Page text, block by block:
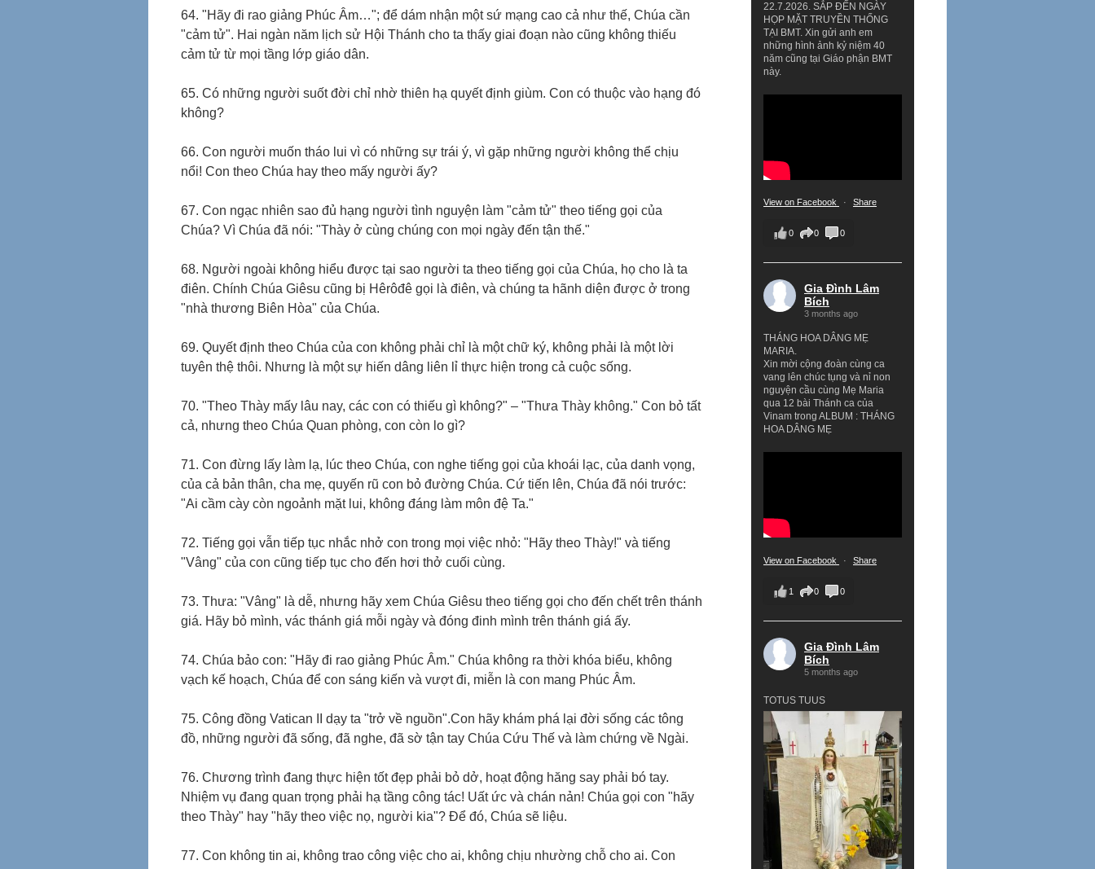
64. "Hãy đi rao giảng Phúc Âm…"; để dám nhận một sứ mạng cao cả như thế, Chúa cần
"cảm tử". Hai ngàn năm lịch sử Hội Thánh cho ta thấy giai đoạn nào cũng không thiếu
cảm tử từ mọi tầng lớp giáo dân.
65. Có những người suốt đời chỉ nhờ thiên hạ quyết định giùm. Con có thuộc vào hạng đó
không?
66. Con người muốn tháo lui vì có những sự trái ý, vì gặp những người không thể chịu
nổi! Con theo Chúa hay theo mấy người ấy?
67. Con ngạc nhiên sao đủ hạng người tình nguyện làm "cảm tử" theo tiếng gọi của
Chúa? Vì Chúa đã nói: "Thày ở cùng chúng con mọi ngày đến tận thế."
68. Người ngoài không hiểu được tại sao người ta theo tiếng gọi của Chúa, họ cho là ta
điên. Chính Chúa Giêsu cũng bị Hêrôđê gọi là điên, và chúng ta hãnh diện được ở trong
"nhà thương Biên Hòa" của Chúa.
69. Quyết định theo Chúa của con không phải chỉ là một chữ ký, không phải là một lời
tuyên thệ thôi. Nhưng là một sự hiến dâng liên lỉ thực hiện trong cả cuộc sống.
70. "Theo Thày mấy lâu nay, các con có thiếu gì không?" – "Thưa Thày không." Con bỏ tất
cả, nhưng theo Chúa Quan phòng, con còn lo gì?
71. Con đừng lấy làm lạ, lúc theo Chúa, con nghe tiếng gọi của khoái lạc, của danh vọng,
của cả bản thân, cha mẹ, quyến rũ con bỏ đường Chúa. Cứ tiến lên, Chúa đã nói trước:
"Ai cầm cày còn ngoảnh mặt lui, không đáng làm môn đệ Ta."
72. Tiếng gọi vẫn tiếp tục nhắc nhở con trong mọi việc nhỏ: "Hãy theo Thày!" và tiếng
"Vâng" của con cũng tiếp tục cho đến hơi thở cuối cùng.
73. Thưa: "Vâng" là dễ, nhưng hãy xem Chúa Giêsu theo tiếng gọi cho đến chết trên thánh
giá. Hãy bỏ mình, vác thánh giá mỗi ngày và đóng đinh mình trên thánh giá ấy.
74. Chúa bảo con: "Hãy đi rao giảng Phúc Âm." Chúa không ra thời khóa biểu, không
vạch kế hoạch, Chúa để con sáng kiến và vượt đi, miễn là con mang Phúc Âm.
75. Công đồng Vatican II dạy ta "trở về nguồn".Con hãy khám phá lại đời sống các tông
đồ, những người đã sống, đã nghe, đã sờ tận tay Chúa Cứu Thế và làm chứng về Ngài.
76. Chương trình đang thực hiện tốt đẹp phải bỏ dở, hoạt động hăng say phải bó tay.
Nhiệm vụ đang quan trọng phải hạ tầng công tác! Uất ức và chán nản! Chúa gọi con "hãy
theo Thày" hay "hãy theo việc nọ, người kia"? Để đó, Chúa sẽ liệu.
77. Con không tin ai, không trao công việc cho ai, không chịu nhường chỗ cho ai. Con
22.7.2026. SẮP ĐẾN NGÀY
HỌP MẶT TRUYỀN THỐNG
TẠI BMT. Xin gửi anh em
những hình ảnh kỷ niệm 40
năm cũng tại Giáo phận BMT
này.
View on Facebook · Share
0 0 0
Gia Đình Lâm
Bích
3 months ago
THÁNG HOA DÂNG MẸ
MARIA.
Xin mời cộng đoàn cùng ca
vang lên chúc tụng và nỉ non
nguyện cầu cùng Mẹ Maria
qua 12 bài Thánh ca của
Vinam trong ALBUM : THÁNG
HOA DÂNG MẸ
View on Facebook · Share
1 0 0
Gia Đình Lâm
Bích
5 months ago
TOTUS TUUS